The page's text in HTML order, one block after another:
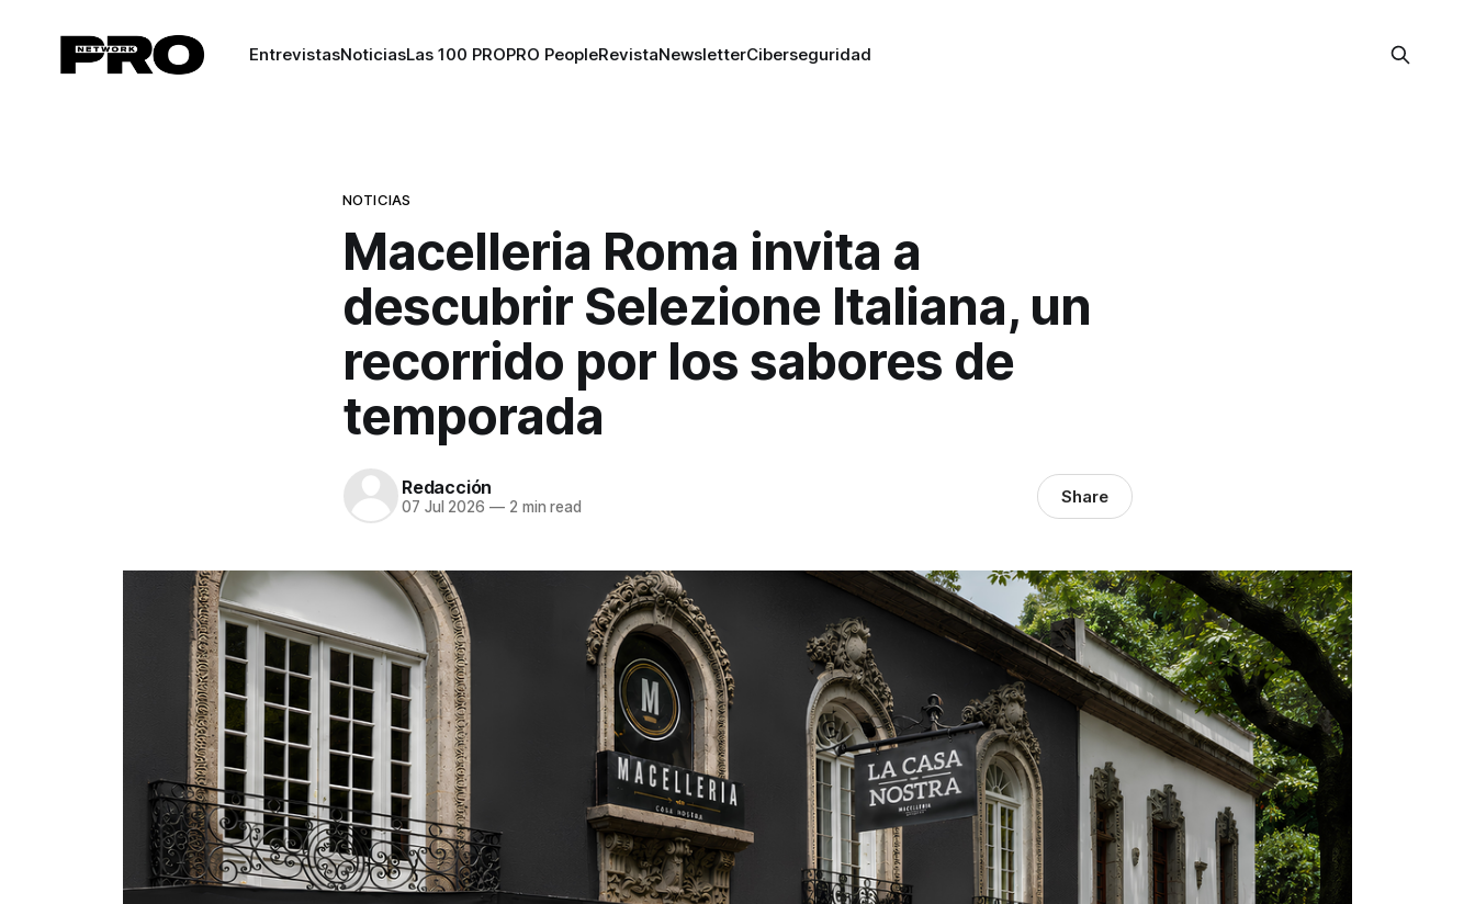
EntrevistasNoticiasLas 100 PROPRO PeopleRevistaNewsletterCiberseguridad
NOTICIAS
Macelleria Roma invita a
descubrir Selezione Italiana, un
recorrido por los sabores de
temporada
Redacción
07 Jul 2026 —2 min read Share